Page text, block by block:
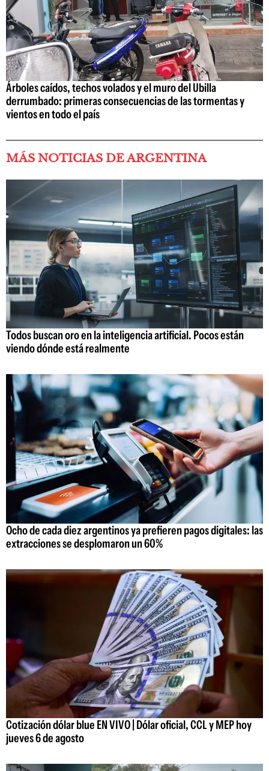
Árboles caídos, techos volados y el muro del Ubilla
derrumbado: primeras consecuencias de las tormentas y
vientos en todo el país
MÁS NOTICIAS DE ARGENTINA
Todos buscan oro en la inteligencia artificial. Pocos están
viendo dónde está realmente
Ocho de cada diez argentinos ya prefieren pagos digitales: las
extracciones se desplomaron un 60%
Cotización dólar blue EN VIVO | Dólar oficial, CCL y MEP hoy
jueves 6 de agosto